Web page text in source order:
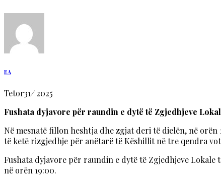
EA
Tetor31/2025
Fushata dyjavore për raundin e dytë të Zgjedhjeve
Në mesnatë fillon heshtja dhe zgjat deri të dielën, në
të ketë rizgjedhje për anëtarë të Këshillit në tre qendra
Fushata dyjavore për raundin e dytë të Zgjedhjeve
në orën 19:00.